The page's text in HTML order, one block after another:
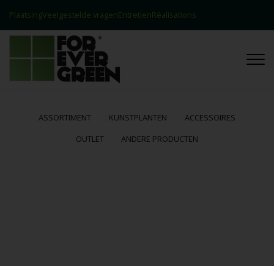
PlaatsingVeelgestelde vragenEntretienRéalisations
Contact
ASSORTIMENT KUNSTPLANTEN
ACCESSOIRES
OUTLET
ANDERE PRODUCTEN